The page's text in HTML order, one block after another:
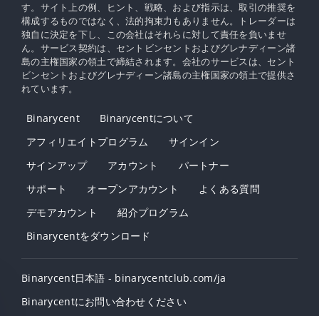
す。サイト上の例、ヒント、戦略、および指示は、取引の推奨を
構成するものではなく、法的拘束力もありません。トレーダーは
独自に決定を下し、この会社はそれらに対して責任を負いませ
ん。サービス契約は、セントビンセントおよびグレナディーン諸
島の主権国家の領土で締結されます。会社のサービスは、セント
ビンセントおよびグレナディーン諸島の主権国家の領土で提供さ
れています。
Binarycent
Binarycentについて
アフィリエイトプログラム
サインイン
サインアップ
アカウント
パートナー
サポート
オープンアカウント
よくある質問
デモアカウント
紹介プログラム
Binarycentをダウンロード
Binarycent日本語 - binarycentclub.com/ja
Binarycentにお問い合わせください